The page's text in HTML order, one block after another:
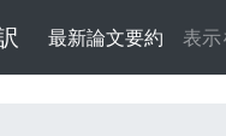
最新論文要約 表示